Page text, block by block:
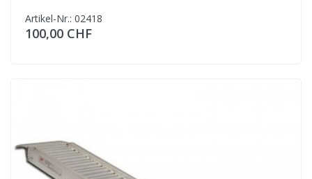
Artikel-Nr.: 02418
100,00 CHF